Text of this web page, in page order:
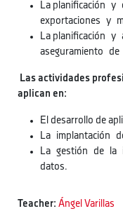
La planificación y
exportaciones y
La planificación y
aseguramiento
Las actividades
aplican en:
El desarrollo de
La implantación
La gestión de la
datos.
Teacher: Ángel Varillas